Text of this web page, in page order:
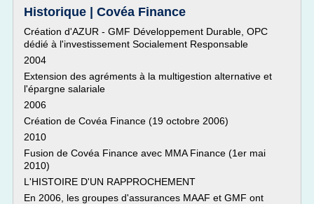
Historique | Covéa Finance
Création d'AZUR - GMF Développement Durable, OPC
dédié à l'investissement Socialement Responsable
2004
Extension des agréments à la multigestion alternative et
l'épargne salariale
2006
Création de Covéa Finance (19 octobre 2006)
2010
Fusion de Covéa Finance avec MMA Finance (1er mai
2010)
L'HISTOIRE D'UN RAPPROCHEMENT
En 2006, les groupes d'assurances MAAF et GMF ont